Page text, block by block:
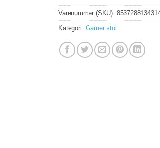
Varenummer (SKU):
Kategori: Gamer stol